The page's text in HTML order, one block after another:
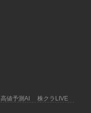
高値予測AI 株クラLIVE